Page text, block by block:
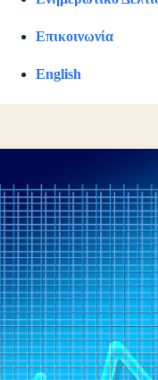
Επικοινωνία
English